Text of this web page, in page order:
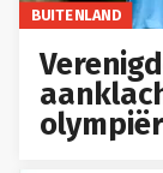
BUITENLAND